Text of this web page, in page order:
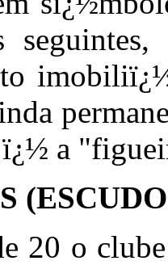
a
20 o